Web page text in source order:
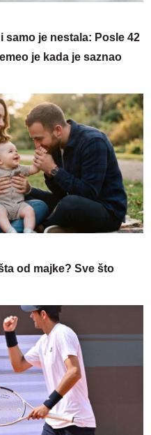
samo je nestala: Posle 42
je kada je saznao
od majke? Sve što